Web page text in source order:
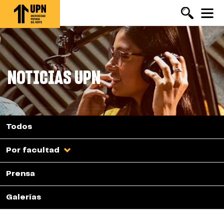
Pasar
contenido
principal
NOTICIAS UPN
Todos
Por facultad
Prensa
Galerías